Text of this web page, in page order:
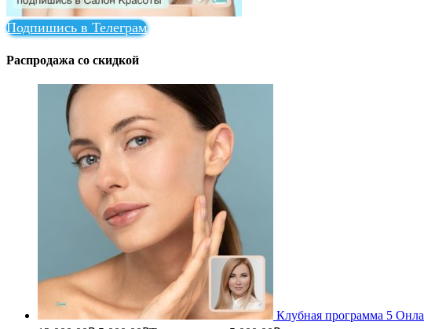
Подпишись в Телеграм
Распродажа со скидкой
Клубная программа 5